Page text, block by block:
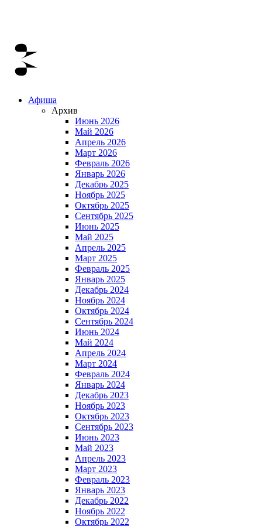
Афиша
Архив
Июнь 2026
Май 2026
Апрель 2026
Март 2026
Февраль 2026
Январь 2026
Декабрь 2025
Ноябрь 2025
Октябрь 2025
Сентябрь 2025
Июнь 2025
Май 2025
Апрель 2025
Март 2025
Февраль 2025
Январь 2025
Декабрь 2024
Ноябрь 2024
Октябрь 2024
Сентябрь 2024
Июнь 2024
Май 2024
Апрель 2024
Март 2024
Февраль 2024
Январь 2024
Декабрь 2023
Ноябрь 2023
Октябрь 2023
Сентябрь 2023
Июнь 2023
Май 2023
Апрель 2023
Март 2023
Февраль 2023
Январь 2023
Декабрь 2022
Ноябрь 2022
Октябрь 2022